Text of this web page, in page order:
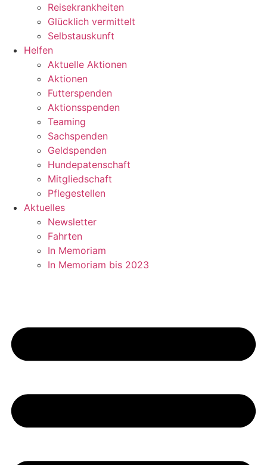
Reisekrankheiten
Glücklich vermittelt
Selbstauskunft
Helfen
Aktuelle Aktionen
Aktionen
Futterspenden
Aktionsspenden
Teaming
Sachspenden
Geldspenden
Hundepatenschaft
Mitgliedschaft
Pflegestellen
Aktuelles
Newsletter
Fahrten
In Memoriam
In Memoriam bis 2023